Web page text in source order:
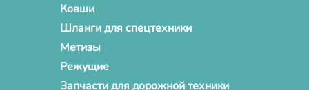
Ковши
Шланги для спецтехники
Метизы
Режущие
Запчасти для дорожной техники